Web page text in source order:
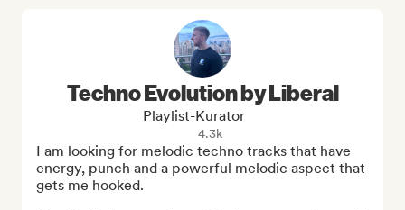
Techno Evolution by Liberal
Playlist-Kurator
4.3k
I am looking for melodic techno tracks that have
energy, punch and a powerful melodic aspect that
gets me hooked.